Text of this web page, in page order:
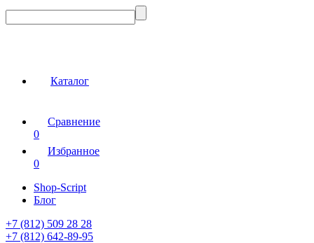
Каталог
Сравнение
0
Избранное
0
Shop-Script
Блог
+7 (812) 509 28 28
+7 (812) 642-89-95